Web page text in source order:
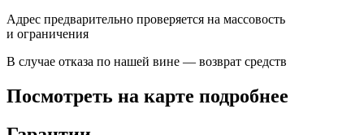
Адрес предварительно проверяется на массовость
и ограничения
В случае отказа по нашей вине — возврат средств
Посмотреть на карте подробнее